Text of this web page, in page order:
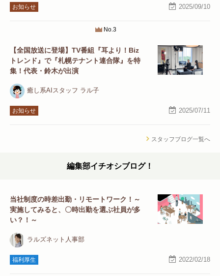
お知らせ 2025/09/10
No.3
【全国放送に登場】TV番組『耳より！Biz
トレンド』で『札幌テナント連合隊』を特
集！代表・鈴木が出演
癒し系AIスタッフ ラル子
お知らせ 2025/07/11
スタッフブログ一覧へ
編集部イチオシブログ！
当社制度の時差出勤・リモートワーク！～
実施してみると、〇時出勤を選ぶ社員が多
い？！～
ラルズネット人事部
福利厚生 2022/02/18